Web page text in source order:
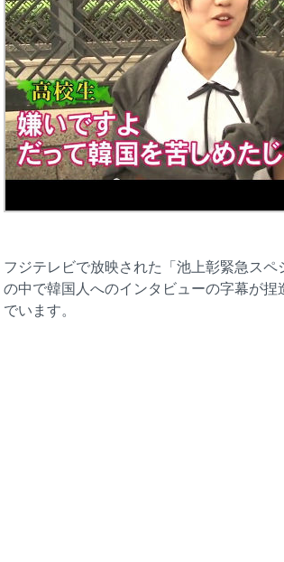
フジテレビで放映された「池上彰緊急ス
の中で韓国人へのインタビューの字幕が
でいます。